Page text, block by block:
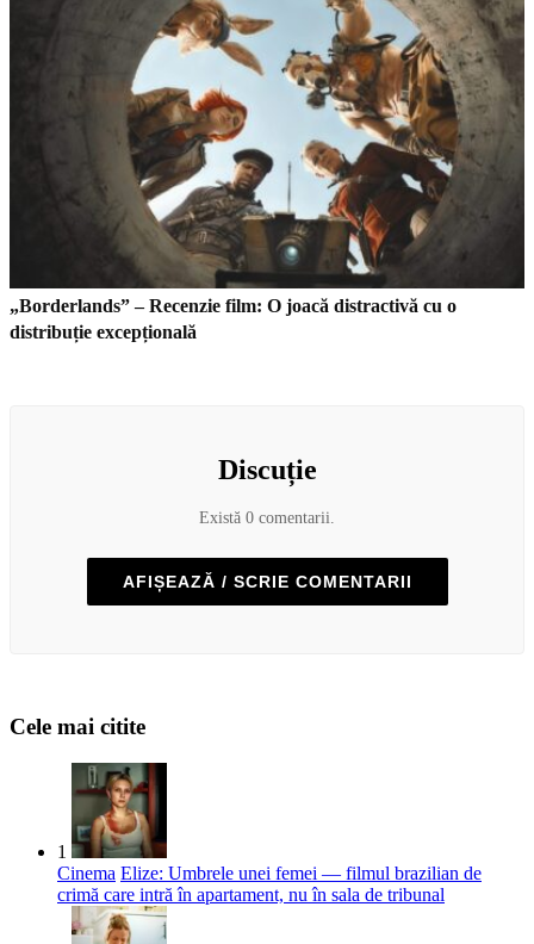
„Borderlands” – Recenzie film: O joacă distractivă cu o
distribuție excepțională
Discuție
Există 0 comentarii.
AFIȘEAZĂ / SCRIE COMENTARII
Cele mai citite
1
Cinema Elize: Umbrele unei femei — filmul brazilian de
crimă care intră în apartament, nu în sala de tribunal